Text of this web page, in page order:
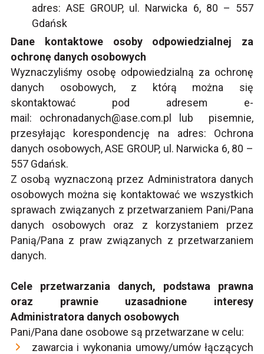
adres: ASE GROUP, ul. Narwicka 6, 80 – 557
Gdańsk
Dane kontaktowe osoby odpowiedzialnej za
ochronę danych osobowych
Wyznaczyliśmy osobę odpowiedzialną za ochronę
danych osobowych, z którą można się
skontaktować pod adresem e-
mail: ochronadanych@ase.com.pl lub pisemnie,
przesyłając korespondencję na adres: Ochrona
danych osobowych, ASE GROUP, ul. Narwicka 6, 80 –
557 Gdańsk.
Z osobą wyznaczoną przez Administratora danych
osobowych można się kontaktować we wszystkich
sprawach związanych z przetwarzaniem Pani/Pana
danych osobowych oraz z korzystaniem przez
Panią/Pana z praw związanych z przetwarzaniem
danych.
Cele przetwarzania danych, podstawa prawna
oraz prawnie uzasadnione interesy
Administratora danych osobowych
Pani/Pana dane osobowe są przetwarzane w celu:
zawarcia i wykonania umowy/umów łączących